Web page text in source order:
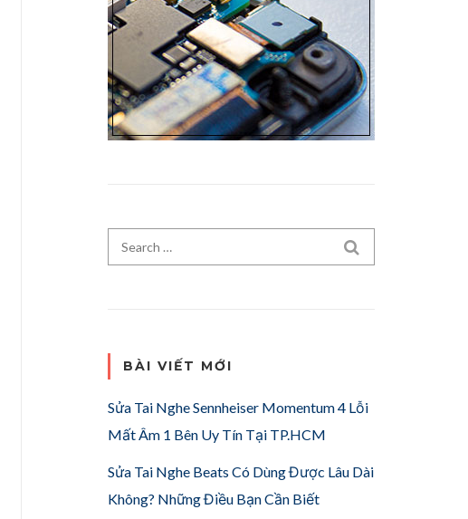
Search for:
BÀI VIẾT MỚI
Sửa Tai Nghe Sennheiser Momentum 4 Lỗi
Mất Âm 1 Bên Uy Tín Tại TP.HCM
Sửa Tai Nghe Beats Có Dùng Được Lâu Dài
Không? Những Điều Bạn Cần Biết